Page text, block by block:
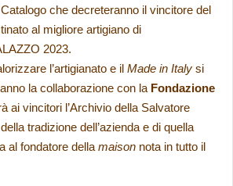
che decreteranno il vincitore del
al migliore artigiano di
2023.
l’artigianato e il Made in Italy si
la collaborazione con la Fondazione
ai vincitori l’Archivio della Salvatore
tradizione dell’azienda e di quella
al fondatore della maison nota in tutto il